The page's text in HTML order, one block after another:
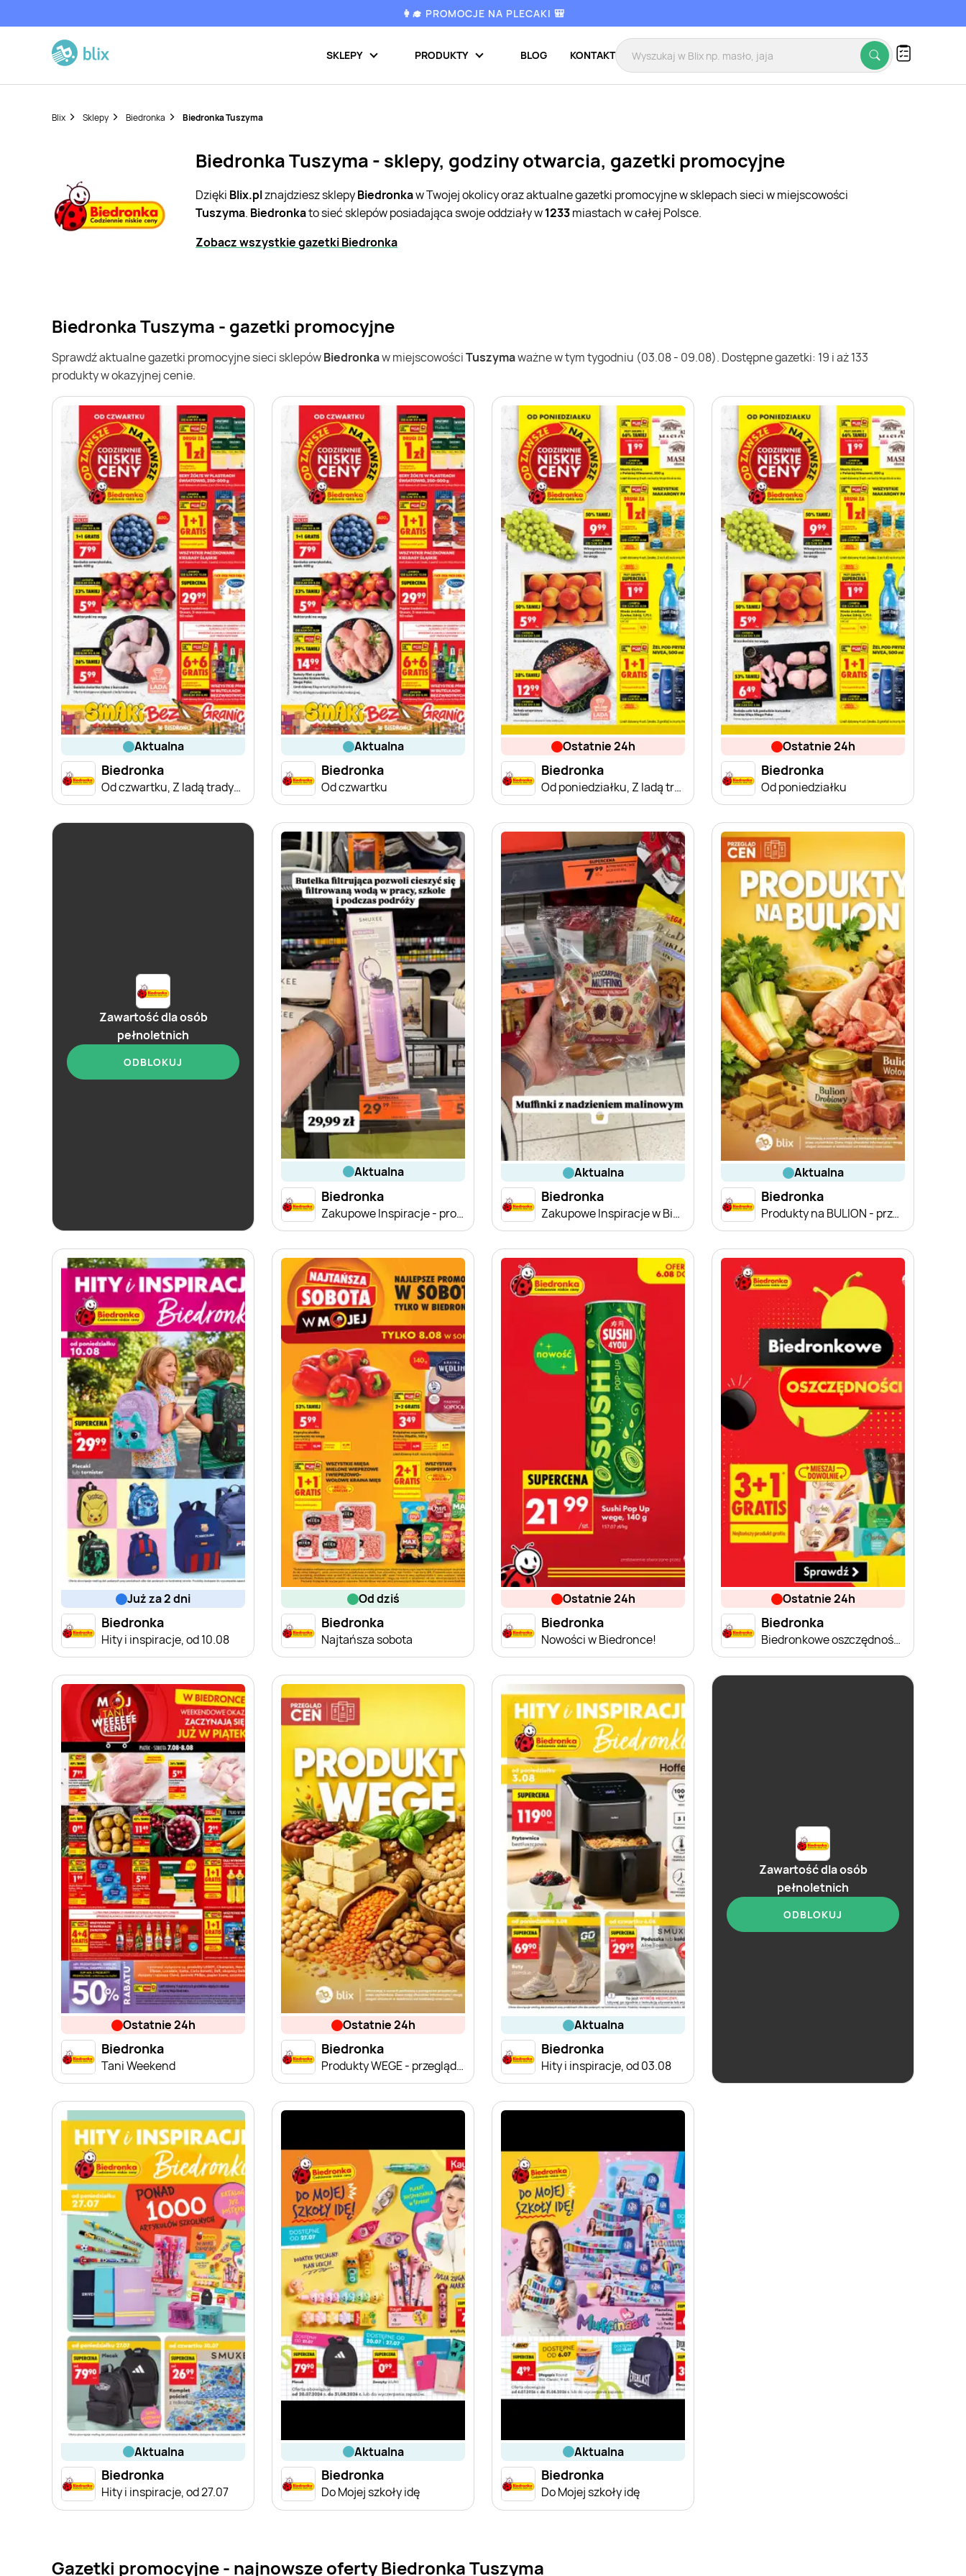
👩‍🎓 PROMOCJE NA PLECAKI 🎒
SKLEPY PRODUKTY BLOG KONTAKT
Blix Sklepy Biedronka Biedronka Tuszyma
Biedronka Tuszyma - sklepy, godziny otwarcia, gazetki promocyjne
Dzięki Blix.plznajdziesz sklepyBiedronkaw Twojej okolicy oraz aktualne gazetki promocyjne w sklepach sieci w miejscowości
Tuszyma. Biedronkato sieć sklepów posiadająca swoje oddziały w1233miastach w całej Polsce.
Zobacz wszystkie gazetki Biedronka
Biedronka Tuszyma - gazetki promocyjne
Sprawdź aktualne gazetki promocyjne sieci sklepówBiedronkaw miejscowościTuszymaważne w tym tygodniu (03.08 - 09.08). Dostępne gazetki: 19 i aż 133
produkty w okazyjnej cenie.
aktualna
Biedronka
Od czwartku, Z ladą tradycyjną
aktualna
Biedronka
Od czwartku
ostatnie 24h
Biedronka
Od poniedziałku, Z ladą tradycyjną
ostatnie 24h
Biedronka
Od poniedziałku
Zawartość dla osób
pełnoletnich
ODBLOKUJ
aktualna
Biedronka
Zakupowe Inspiracje - produkty do domu i dodatki modowe
aktualna
Biedronka
Zakupowe Inspiracje w Biedronce
aktualna
Biedronka
Produkty na BULION - przegląd cen
już za 2 dni
Biedronka
Hity i inspiracje, od 10.08
od dziś
Biedronka
Najtańsza sobota
ostatnie 24h
Biedronka
Nowości w Biedronce!
ostatnie 24h
Biedronka
Biedronkowe oszczędności od czwartku
ostatnie 24h
Biedronka
Tani Weekend
ostatnie 24h
Biedronka
Produkty WEGE - przegląd cen
aktualna
Biedronka
Hity i inspiracje, od 03.08
Zawartość dla osób
pełnoletnich
ODBLOKUJ
aktualna
Biedronka
Hity i inspiracje, od 27.07
aktualna
Biedronka
Do Mojej szkoły idę
aktualna
Biedronka
Do Mojej szkoły idę
Gazetki promocyjne - najnowsze oferty Biedronka Tuszyma